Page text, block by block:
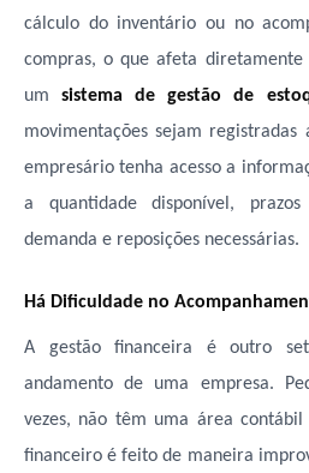
cálculo do inventário ou no
compras, o que afeta
umsistema de gestão de
movimentações sejam
empresário tenha acesso a
a quantidade disponível,
demanda e reposições necessárias.
Há Dificuldade no
A gestão financeira é outro
andamento de uma empresa.
vezes, não têm uma área
financeiro é feito de maneira